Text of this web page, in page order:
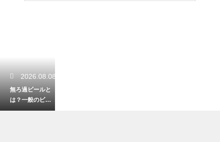
2026.08.08
無ろ過ビールと
は？一般のビー
ルと何が違うの